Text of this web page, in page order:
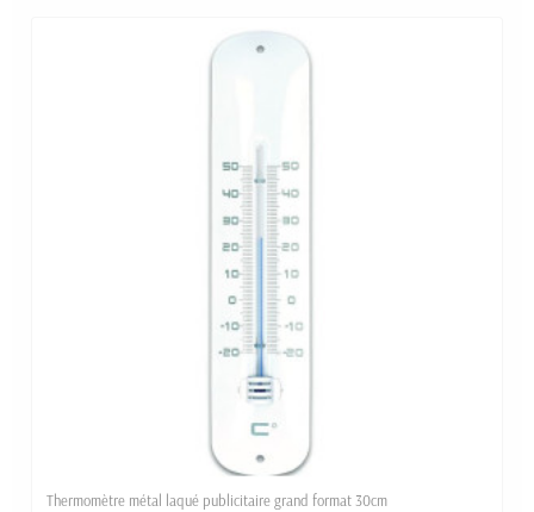
Thermomètre métal laqué publicitaire grand format 30cm